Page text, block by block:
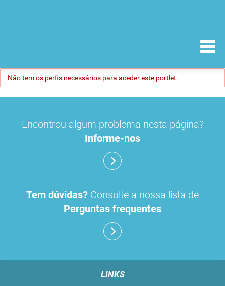
Não tem os perfis necessários para aceder este portlet.
Encontrou algum problema nesta página?
Informe-nos
Tem dúvidas? Consulte a nossa lista de
Perguntas frequentes
LINKS